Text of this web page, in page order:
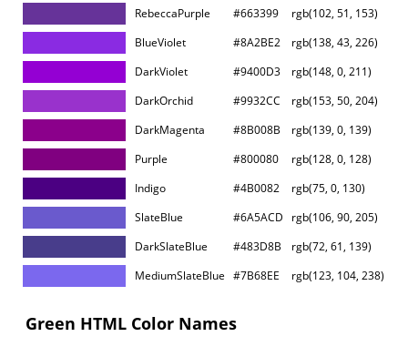
RebeccaPurple
#663399
rgb(102, 51, 153)
BlueViolet
#8A2BE2
rgb(138, 43, 226)
DarkViolet
#9400D3
rgb(148, 0, 211)
DarkOrchid
#9932CC
rgb(153, 50, 204)
DarkMagenta
#8B008B
rgb(139, 0, 139)
Purple
#800080
rgb(128, 0, 128)
Indigo
#4B0082
rgb(75, 0, 130)
SlateBlue
#6A5ACD
rgb(106, 90, 205)
DarkSlateBlue
#483D8B
rgb(72, 61, 139)
MediumSlateBlue #7B68EE rgb(123, 104, 238)
Green HTML Color Names